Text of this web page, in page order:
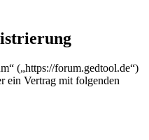
(„https://forum.gedtool.de“)
ein Vertrag mit folgenden